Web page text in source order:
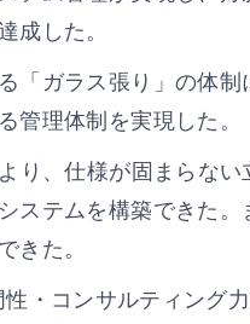
1
成した。
「ガラス張り」の体
管理体制を実現した。
り、仕様が固まらな
ステムを構築できた
きた。
・コンサルティング